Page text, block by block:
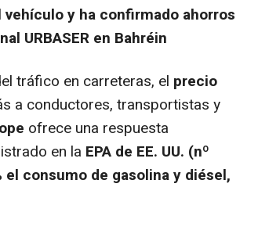
y ha confirmado ahorros
URBASER en Bahréin
tráfico en carreteras, el precio
a conductores, transportistas y
ofrece una respuesta
en la EPA de EE. UU. (nº
consumo de gasolina y diésel,